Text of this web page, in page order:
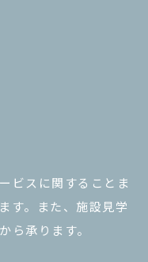
ビスに関することま
す。また、施設見学
ら承ります。